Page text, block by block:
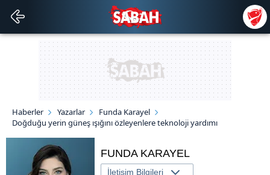
Haberler Yazarlar
Funda Karayel
Doğduğu yerin güneş ışığını özleyenlere teknoloji yardımı
FUNDA KARAYEL
İletişim Bilgileri